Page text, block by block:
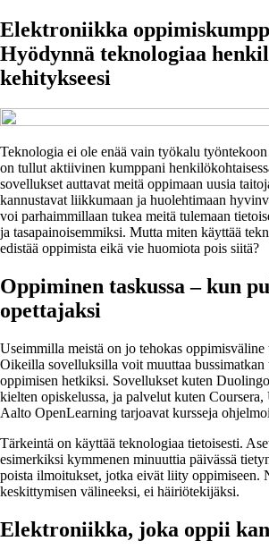
Elektroniikka
Hyödynnä teknologiaa
kehitykseesi
Teknologia ei ole enää vain työkalu
on tullut aktiivinen kumppani
sovellukset auttavat meitä oppimaan uusia
kannustavat liikkumaan ja huolehtimaan
voi parhaimmillaan tukea meitä tulemaan
ja tasapainoisemmiksi. Mutta miten käyttää
edistää oppimista eikä vie huomiota pois siitä?
Oppiminen taskussa – kun
opettajaksi
Useimmilla meistä on jo tehokas oppimisväline
Oikeilla sovelluksilla voit muuttaa
oppimisen hetkiksi. Sovellukset kuten
kielten opiskelussa, ja palvelut kuten
Aalto OpenLearning tarjoavat kursseja
Tärkeintä on käyttää teknologiaa tietoisesti.
esimerkiksi kymmenen minuuttia päivässä
poista ilmoitukset, jotka eivät liity oppimiseen.
keskittymisen välineeksi, ei häiriötekijäksi.
Elektroniikka, joka oppii